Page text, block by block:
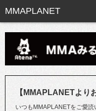
【MMAPLANETより
いつもMMAPLANETをご愛読